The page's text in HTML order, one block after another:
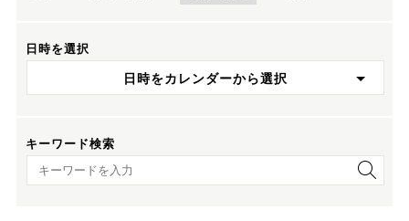
日時を選択
日時をカレンダーから選択
キーワード検索
キーワード検索